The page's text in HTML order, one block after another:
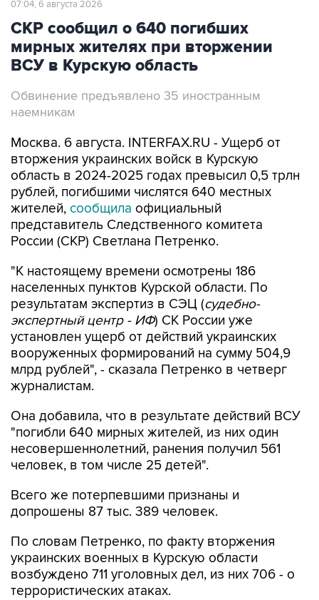
07:04, 6 августа 2026
СКР сообщил о 640 погибших
мирных жителях при вторжении
ВСУ в Курскую область
Обвинение предъявлено 35 иностранным
наемникам
Москва. 6 августа. INTERFAX.RU - Ущерб от
вторжения украинских войск в Курскую
область в 2024-2025 годах превысил 0,5 трлн
рублей, погибшими числятся 640 местных
жителей, сообщила официальный
представитель Следственного комитета
России (СКР) Светлана Петренко.
"К настоящему времени осмотрены 186
населенных пунктов Курской области. По
результатам экспертиз в СЭЦ (судебно-
экспертный центр - ИФ) СК России уже
установлен ущерб от действий украинских
вооруженных формирований на сумму 504,9
млрд рублей", - сказала Петренко в четверг
журналистам.
Она добавила, что в результате действий ВСУ
"погибли 640 мирных жителей, из них один
несовершеннолетний, ранения получил 561
человек, в том числе 25 детей".
Всего же потерпевшими признаны и
допрошены 87 тыс. 389 человек.
По словам Петренко, по факту вторжения
украинских военных в Курскую области
возбуждено 711 уголовных дел, из них 706 - о
террористических атаках.